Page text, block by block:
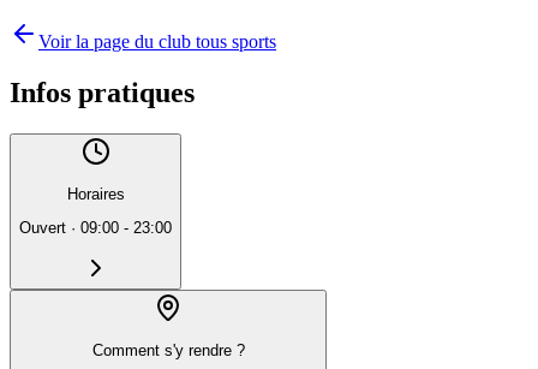
Voir la page du club tous sports
Infos pratiques
Horaires
Ouvert · 09:00 - 23:00
Comment s'y rendre ?